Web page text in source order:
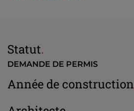
Statut.
DEMANDE DE PERMIS
Année de construction